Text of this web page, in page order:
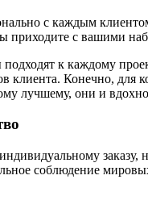
с каждым
приходите с вашими
к каждому
клиента. Конечно, для
лучшему, они и
соблюдение